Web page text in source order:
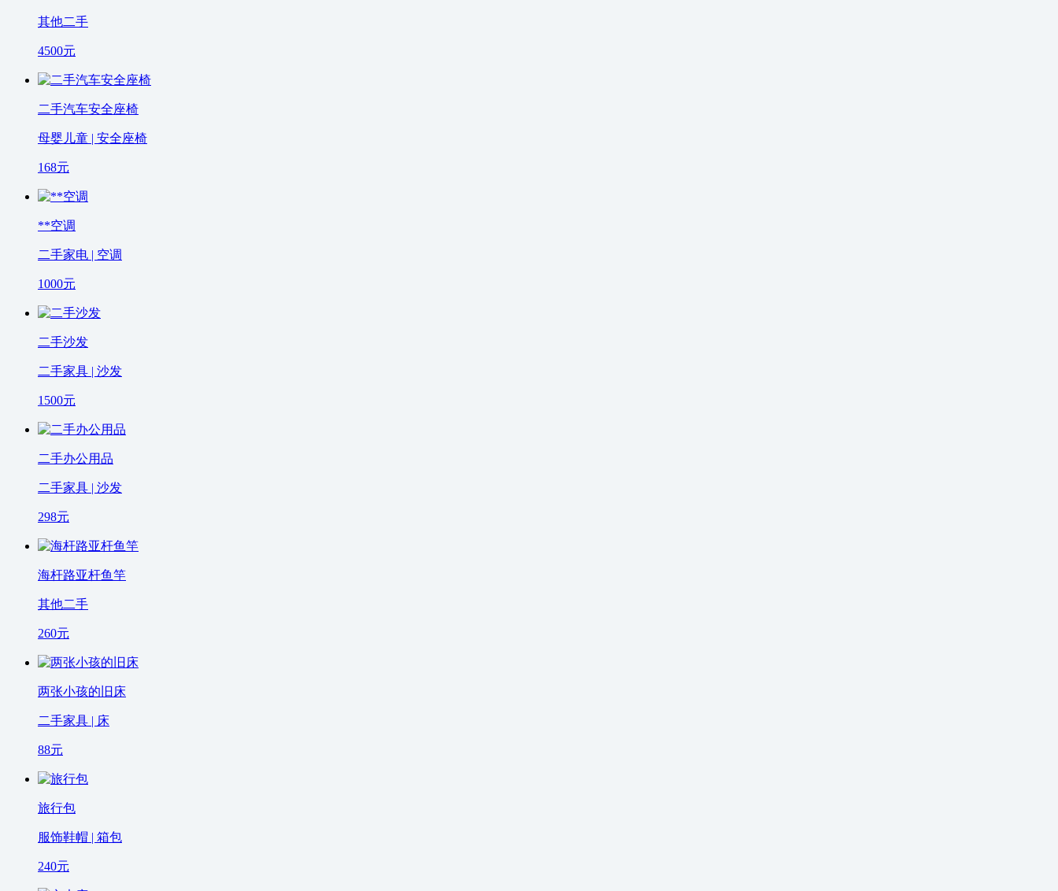
其他二手
4500元
二手汽车安全座椅
母婴儿童 | 安全座椅
168元
**空调
二手家电 | 空调
1000元
二手沙发
二手家具 | 沙发
1500元
二手办公用品
二手家具 | 沙发
298元
海杆路亚杆鱼竿
其他二手
260元
两张小孩的旧床
二手家具 | 床
88元
旅行包
服饰鞋帽 | 箱包
240元